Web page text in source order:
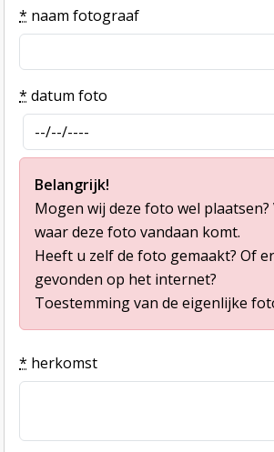
* naam fotograaf
* datum foto
Belangrijk!
Mogen wij deze foto wel plaatsen?
waar deze foto vandaan komt.
Heeft u zelf de foto gemaakt? Of
gevonden op het internet?
Toestemming van de eigenlijke
* herkomst